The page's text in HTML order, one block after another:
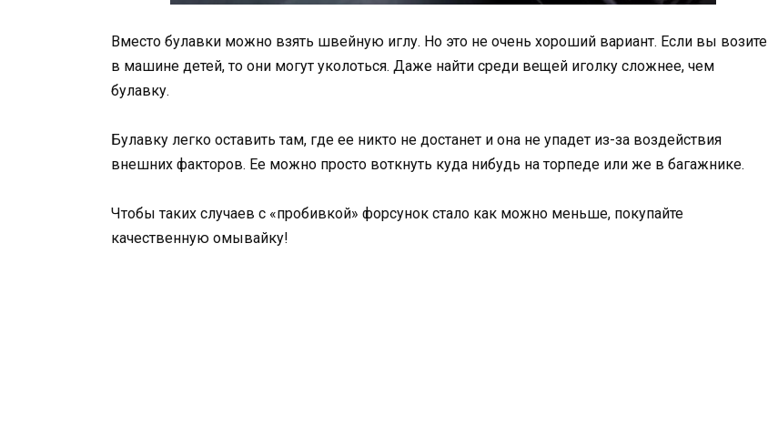
Вместо булавки можно взять швейную иглу. Но это не очень хороший вариант. Если вы возите
в машине детей, то они могут уколоться. Даже найти среди вещей иголку сложнее, чем
булавку.
Булавку легко оставить там, где ее никто не достанет и она не упадет из-за воздействия
внешних факторов. Ее можно просто воткнуть куда нибудь на торпеде или же в багажнике.
Чтобы таких случаев с «пробивкой» форсунок стало как можно меньше, покупайте
качественную омывайку!